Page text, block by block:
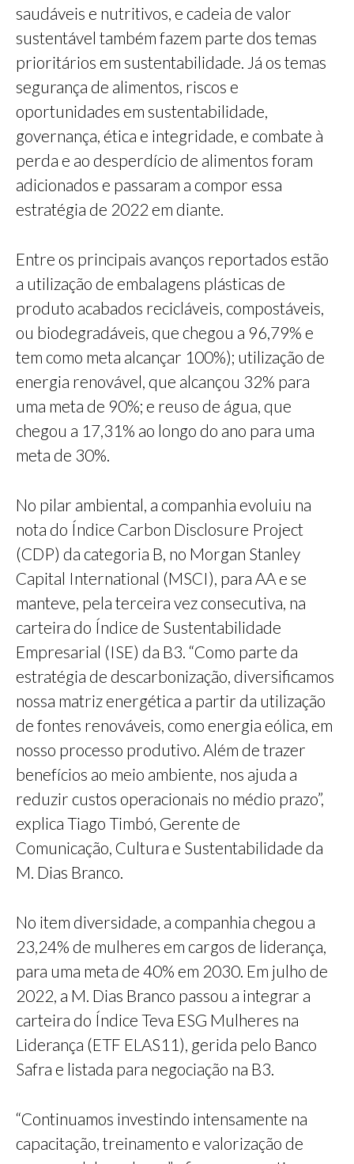
saudáveis e nutritivos, e cadeia de valor
sustentável também fazem parte dos temas
prioritários em sustentabilidade. Já os temas
segurança de alimentos, riscos e
oportunidades em sustentabilidade,
governança, ética e integridade, e combate à
perda e ao desperdício de alimentos foram
adicionados e passaram a compor essa
estratégia de 2022 em diante.
Entre os principais avanços reportados estão
a utilização de embalagens plásticas de
produto acabados recicláveis, compostáveis,
ou biodegradáveis, que chegou a 96,79% e
tem como meta alcançar 100%); utilização de
energia renovável, que alcançou 32% para
uma meta de 90%; e reuso de água, que
chegou a 17,31% ao longo do ano para uma
meta de 30%.
No pilar ambiental, a companhia evoluiu na
nota do Índice Carbon Disclosure Project
(CDP) da categoria B, no Morgan Stanley
Capital International (MSCI), para AA e se
manteve, pela terceira vez consecutiva, na
carteira do Índice de Sustentabilidade
Empresarial (ISE) da B3. “Como parte da
estratégia de descarbonização, diversificamos
nossa matriz energética a partir da utilização
de fontes renováveis, como energia eólica, em
nosso processo produtivo. Além de trazer
benefícios ao meio ambiente, nos ajuda a
reduzir custos operacionais no médio prazo”,
explica Tiago Timbó, Gerente de
Comunicação, Cultura e Sustentabilidade da
M. Dias Branco.
No item diversidade, a companhia chegou a
23,24% de mulheres em cargos de liderança,
para uma meta de 40% em 2030. Em julho de
2022, a M. Dias Branco passou a integrar a
carteira do Índice Teva ESG Mulheres na
Liderança (ETF ELAS11), gerida pelo Banco
Safra e listada para negociação na B3.
“Continuamos investindo intensamente na
capacitação, treinamento e valorização de